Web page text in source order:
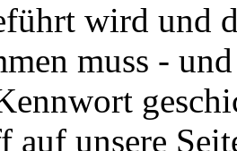
wird und
muss -
auf unsere